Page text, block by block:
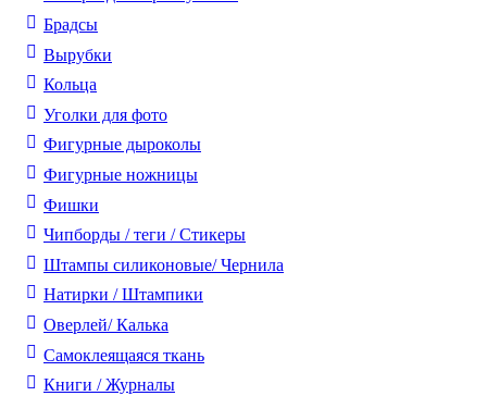
Брадсы
Вырубки
Кольца
Уголки для фото
Фигурные дыроколы
Фигурные ножницы
Фишки
Чипборды / теги / Стикеры
Штампы силиконовые/ Чернила
Натирки / Штампики
Оверлей/ Калька
Самоклеящаяся ткань
Книги / Журналы